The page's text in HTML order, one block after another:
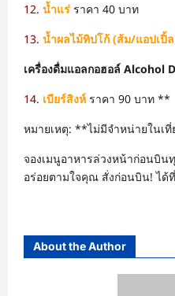
12. น้ำแร่ ราคา 40 บาท
13. น้ำผลไม้ทิปโก้ (ส้ม/แอปเปิ้
เครื่องดื่มแอลกอฮอล์ Alcohol
14. เบียร์สิงห์ ราคา 90 บาท **
หมายเหตุ: **ไม่มีจำหน่ายในเที่
จองเมนูอาหารล่วงหน้าก่อนบิน
อร่อยตามใจคุณ สั่งก่อนบิน! ได้ที่
About the Author